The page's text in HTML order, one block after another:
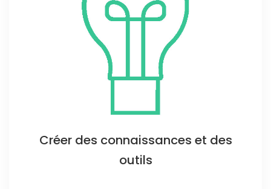
Créer des connaissances et des
outils